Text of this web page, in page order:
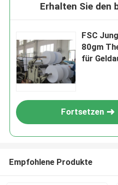
Erhalten Sie den
FSC
80gm
für
Fortsetzen
Empfohlene Produkte